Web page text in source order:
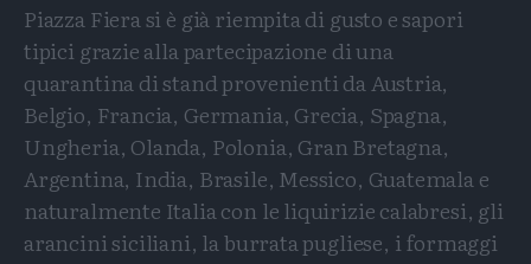
Piazza Fiera si è già riempita di gusto e sapori
tipici grazie alla partecipazione di una
quarantina di stand provenienti da Austria,
Belgio, Francia, Germania, Grecia, Spagna,
Ungheria, Olanda, Polonia, Gran Bretagna,
Argentina, India, Brasile, Messico, Guatemala e
naturalmente Italia con le liquirizie calabresi, gli
arancini siciliani, la burrata pugliese, i formaggi